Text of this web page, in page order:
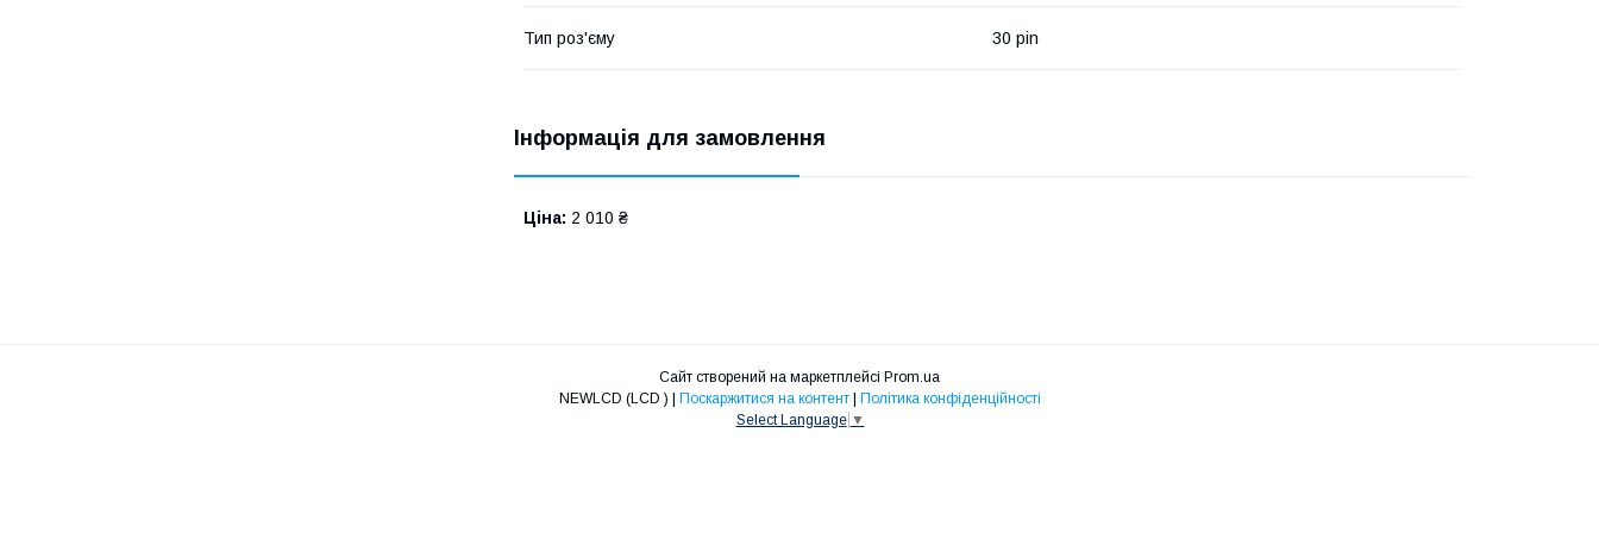
Тип роз'єму 30 pin
Інформація для замовлення
Ціна: 2 010 ₴
Сайт створений на маркетплейсі Prom.ua
NEWLCD (LCD ) | Поскаржитися на контент | Політика конфіденційності
Select Language ▼